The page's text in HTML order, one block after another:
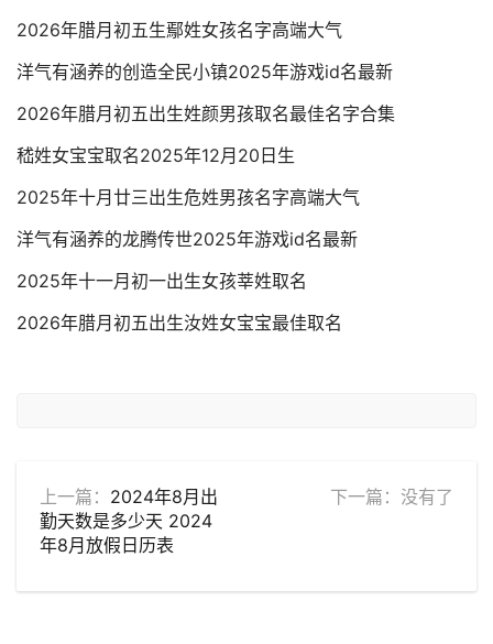
2026年腊月初五生鄢姓女孩名字高端大气
洋气有涵养的创造全民小镇2025年游戏id名最新
2026年腊月初五出生姓颜男孩取名最佳名字合集
嵇姓女宝宝取名2025年12月20日生
2025年十月廿三出生危姓男孩名字高端大气
洋气有涵养的龙腾传世2025年游戏id名最新
2025年十一月初一出生女孩莘姓取名
2026年腊月初五出生汝姓女宝宝最佳取名
上一篇： 2024年8月出
勤天数是多少天 2024
年8月放假日历表
下一篇：没有了